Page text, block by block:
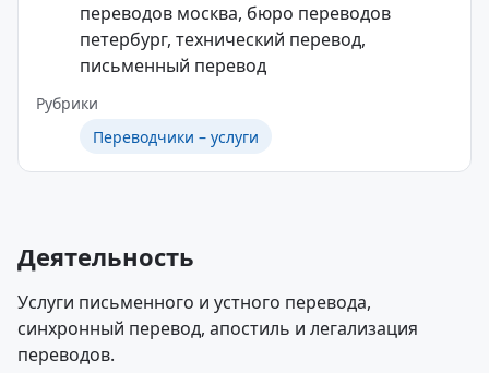
переводов москва, бюро переводов
петербург, технический перевод,
письменный перевод
Рубрики
Переводчики – услуги
Деятельность
Услуги письменного и устного перевода,
синхронный перевод, апостиль и легализация
переводов.